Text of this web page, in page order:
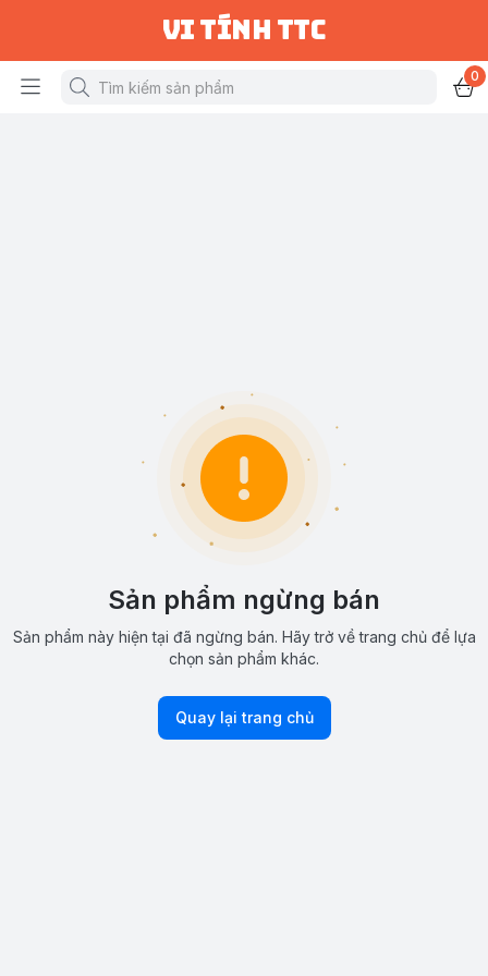
vi tính ttc
0
Sản phẩm ngừng bán
Sản phẩm này hiện tại đã ngừng bán. Hãy trở về trang chủ để lựa
chọn sản phẩm khác.
Quay lại trang chủ